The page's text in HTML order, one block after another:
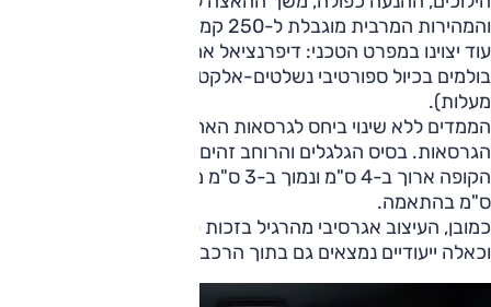
והמהירות המרבית מוגבלת ל-250 קמ"ש.
עוד יצוינו במפרט הטכני: דיפרנציאל אחורי מוגבל-החלקה,
מעלות).
הממדים ללא שינוי ביחס לגרסאות האחרות, כמעט זהים בשתי
ס"מ בהתאמה.
כמובן, העיצוב אגרסיבי מהרגיל בזכות פריטי עיצוב חיצוניים,
וכאלה ייעודיים נמצאים גם בתוך הרכב.